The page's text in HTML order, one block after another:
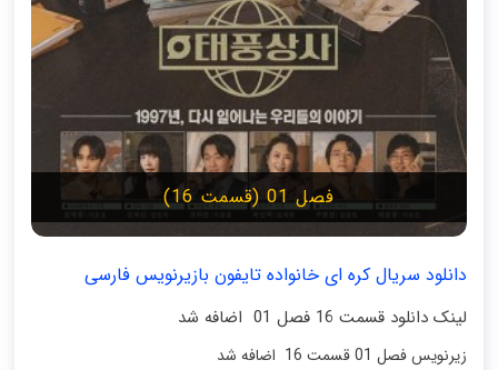
فصل 01 (قسمت 16)
دانلود سریال کره ای خانواده تایفون بازیرنویس فارسی
لینک دانلود قسمت 16 فصل 01 اضافه شد
زیرنویس فصل 01 قسمت 16 اضافه شد